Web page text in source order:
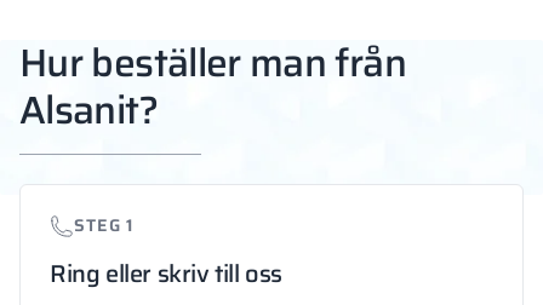
Hur beställer man från
Alsanit?
STEG 1
Ring eller skriv till oss